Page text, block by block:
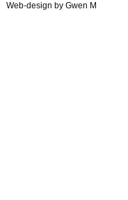
Web-design by Gwen M